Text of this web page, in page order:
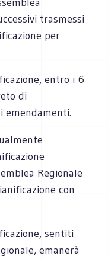
trasmessi
per
entro i 6
di
emendamenti.
Regionale
con
sentiti
emanerà